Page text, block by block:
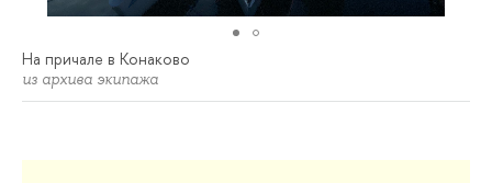
На причале в Конаково
из архива экипажа